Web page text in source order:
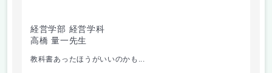
経営学部 経営学科
高橋 量一先生
教科書あったほうがいいのかも...